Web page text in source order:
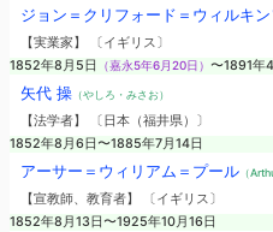
ジョン＝クリフォード＝ウィルキ
【実業家】 〔イギリス〕
1852年8月5日
（嘉永5年6月20日） 〜1891年
矢代 操（やしろ・みさお）
【法学者】 〔日本（福井県）〕
1852年8月6日〜1885年7月14日
アーサー＝ウィリアム＝プール（
【宣教師、教育者】 〔イギリス〕
1852年8月13日〜1925年10月16日